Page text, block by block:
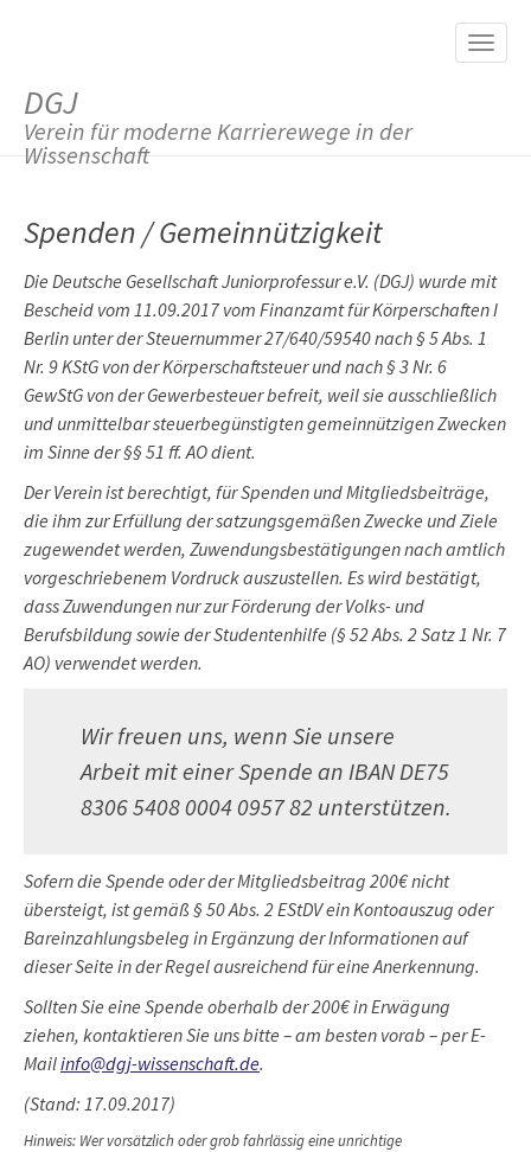
M
DGJ
Verein für moderne Karrierewege in der
Wissenschaft
Spenden / Gemeinnützigkeit
Die Deutsche Gesellschaft Juniorprofessur e.V. (DGJ) wurde mit
Bescheid vom 11.09.2017 vom Finanzamt für Körperschaften I
Berlin unter der Steuernummer 27/640/59540 nach § 5 Abs. 1
Nr. 9 KStG von der Körperschaftsteuer und nach § 3 Nr. 6
GewStG von der Gewerbesteuer befreit, weil sie ausschließlich
und unmittelbar steuerbegünstigten gemeinnützigen Zwecken
im Sinne der §§ 51 ff. AO dient.
Der Verein ist berechtigt, für Spenden und Mitgliedsbeiträge,
die ihm zur Erfüllung der satzungsgemäßen Zwecke und Ziele
zugewendet werden, Zuwendungsbestätigungen nach amtlich
vorgeschriebenem Vordruck auszustellen. Es wird bestätigt,
dass Zuwendungen nur zur Förderung der Volks- und
Berufsbildung sowie der Studentenhilfe (§ 52 Abs. 2 Satz 1 Nr. 7
AO) verwendet werden.
Wir freuen uns, wenn Sie unsere
Arbeit mit einer Spende an IBAN DE75
8306 5408 0004 0957 82 unterstützen.
Sofern die Spende oder der Mitgliedsbeitrag 200€ nicht
übersteigt, ist gemäß § 50 Abs. 2 EStDV ein Kontoauszug oder
Bareinzahlungsbeleg in Ergänzung der Informationen auf
dieser Seite in der Regel ausreichend für eine Anerkennung.
Sollten Sie eine Spende oberhalb der 200€ in Erwägung
ziehen, kontaktieren Sie uns bitte – am besten vorab – per E-
Mailinfo@dgj-wissenschaft.de.
(Stand: 17.09.2017)
Hinweis: Wer vorsätzlich oder grob fahrlässig eine unrichtige